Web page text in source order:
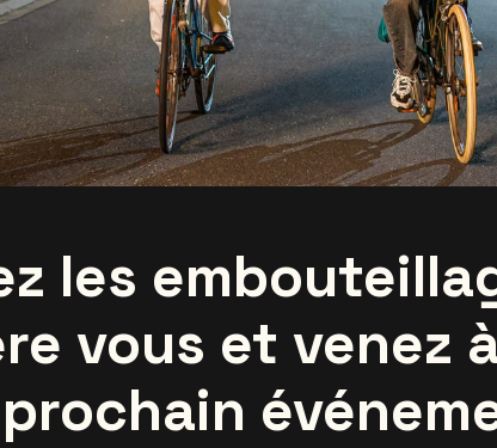
les
vous et venez